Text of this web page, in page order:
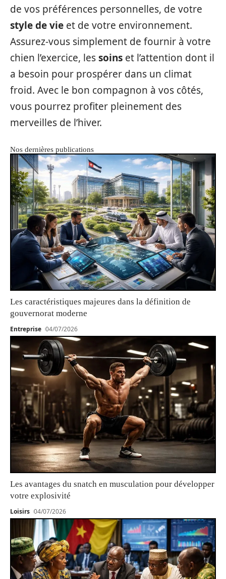
de vos préférences personnelles, de votre
style de vie et de votre environnement.
Assurez-vous simplement de fournir à votre
chien l’exercice, lessoins et l’attention dont il
a besoin pour prospérer dans un climat
froid. Avec le bon compagnon à vos côtés,
vous pourrez profiter pleinement des
merveilles de l’hiver.
Nos dernières publications
Les caractéristiques majeures dans la définition de
gouvernorat moderne
Entreprise 04/07/2026
Les avantages du snatch en musculation pour développer
votre explosivité
Loisirs 04/07/2026